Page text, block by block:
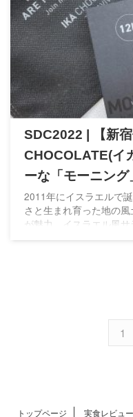
SDC2022 | 【新
CHOCOLATE(イ
ーな「モーニング
2011年にイスラエルで
さと生まれ育った地の
が魅力。イスラエル風
1
トップページ 実食レビュー